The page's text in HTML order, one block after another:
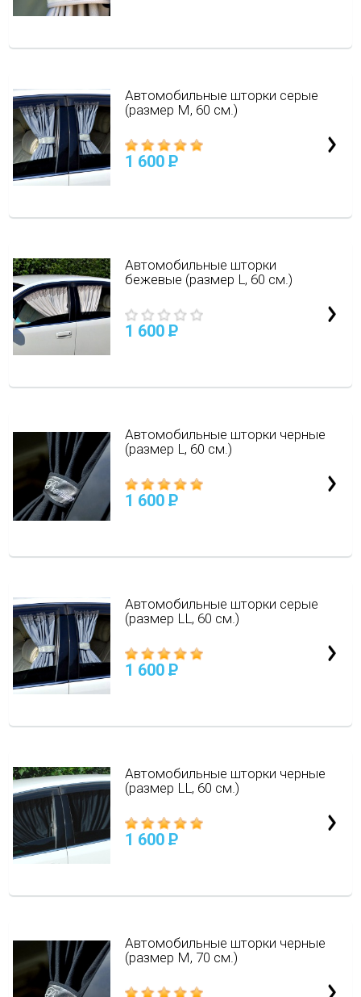
Автомобильные шторки серые
(размер М, 60 см.)
1 600 P
Автомобильные шторки
бежевые (размер L, 60 см.)
1 600 P
Автомобильные шторки черные
(размер L, 60 см.)
1 600 P
Автомобильные шторки серые
(размер LL, 60 см.)
1 600 P
Автомобильные шторки черные
(размер LL, 60 см.)
1 600 P
Автомобильные шторки черные
(размер M, 70 см.)